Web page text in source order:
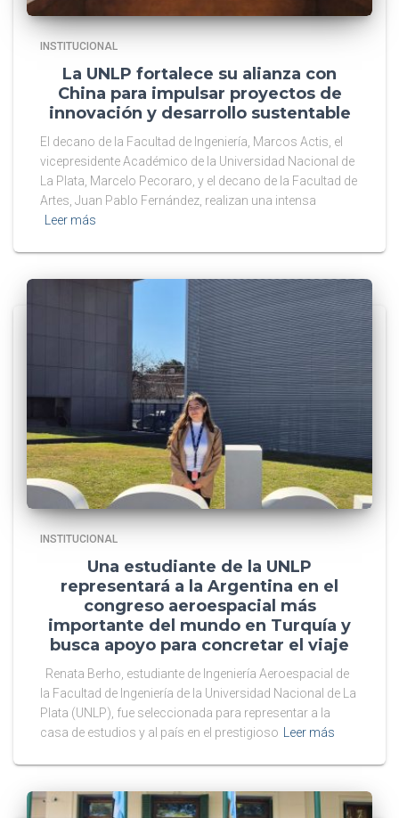
INSTITUCIONAL
La UNLP fortalece su alianza con
China para impulsar proyectos de
innovación y desarrollo sustentable
El decano de la Facultad de Ingeniería, Marcos Actis, el
vicepresidente Académico de la Universidad Nacional de
La Plata, Marcelo Pecoraro, y el decano de la Facultad de
Artes, Juan Pablo Fernández, realizan una intensa
Leer más
INSTITUCIONAL
Una estudiante de la UNLP
representará a la Argentina en el
congreso aeroespacial más
importante del mundo en Turquía y
busca apoyo para concretar el viaje
Renata Berho, estudiante de Ingeniería Aeroespacial de
la Facultad de Ingeniería de la Universidad Nacional de La
Plata (UNLP), fue seleccionada para representar a la
casa de estudios y al país en el prestigioso
Leer más